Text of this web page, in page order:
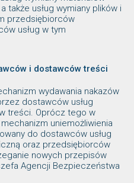
także usług wymiany plików i
przedsiębiorców
usług w tym
i dostawców treści
wydawania nakazów
dostawców usług
treści. Oprócz tego w
uniemożliwienia
do dostawców usług
oraz przedsiębiorców
nowych przepisów
Agencji Bezpieczeństwa